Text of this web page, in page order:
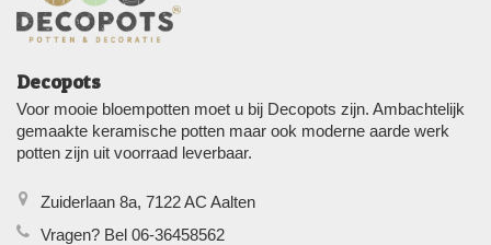
Decopots
Voor mooie bloempotten moet u bij Decopots zijn. Ambachtelijk
gemaakte keramische potten maar ook moderne aarde werk
potten zijn uit voorraad leverbaar.
Zuiderlaan 8a, 7122 AC Aalten
Vragen? Bel 06-36458562